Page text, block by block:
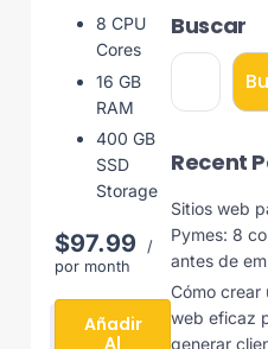
8 CPU
Cores
16 GB
RAM
400 GB
SSD
Storage
$97.99
/
por month
Añadir
Al
Buscar
Recent
Sitios web
Pymes: 8
antes de
Cómo crear
web eficaz
generar